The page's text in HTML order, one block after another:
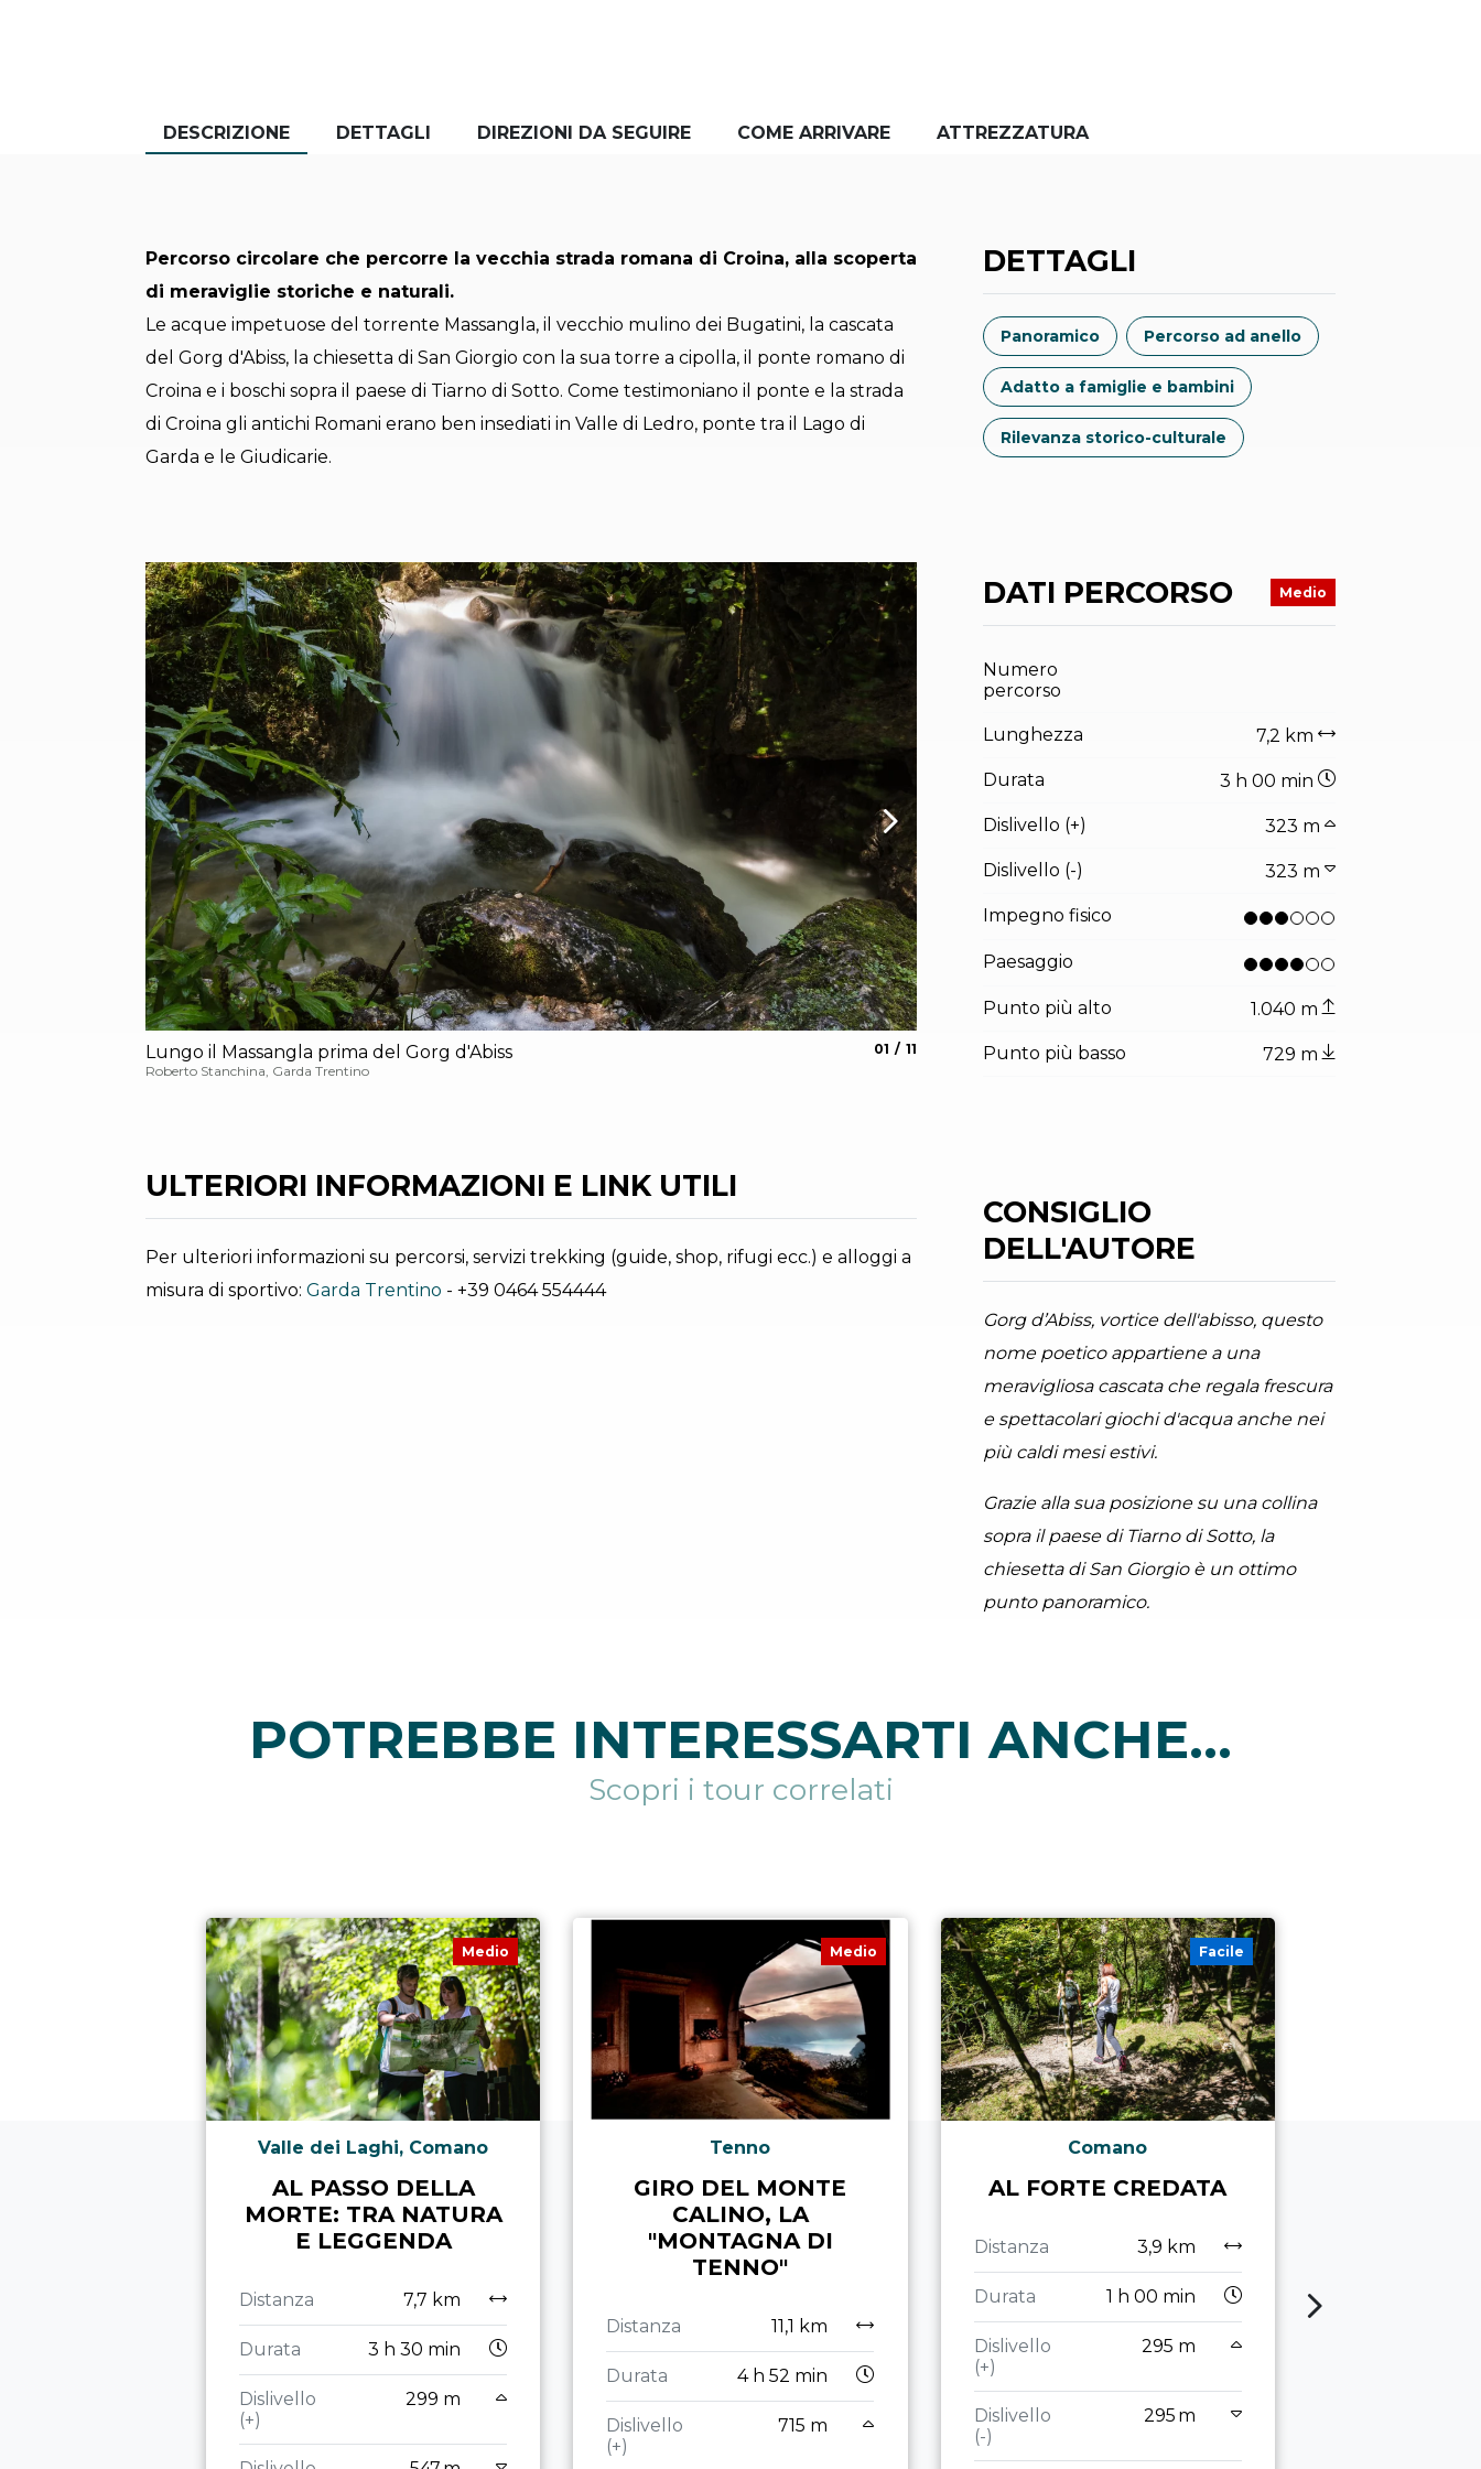
DESCRIZIONE DETTAGLI DIREZIONI DA SEGUIRE COME ARRIVARE ATTREZZATURA
Percorso circolare che percorre la vecchia strada romana di Croina, alla scoperta
di meraviglie storiche e naturali.
Le acque impetuose del torrente Massangla, il vecchio mulino dei Bugatini, la cascata
del Gorg d'Abiss, la chiesetta di San Giorgio con la sua torre a cipolla, il ponte romano di
Croina e i boschi sopra il paese di Tiarno di Sotto. Come testimoniano il ponte e la strada
di Croina gli antichi Romani erano ben insediati in Valle di Ledro, ponte tra il Lago di
Garda e le Giudicarie.
Lungo il Massangla prima del Gorg d'Abiss
Roberto Stanchina, Garda Trentino
Chiesa di Tiarno di Sotto
aria.slide_indicator.prefix
01 aria.slide_indicator.of
11
ULTERIORI INFORMAZIONI E LINK UTILI
Per ulteriori informazioni su percorsi, servizi trekking (guide, shop, rifugi ecc.) e alloggi a
misura di sportivo: Garda Trentino - +39 0464 554444
DETTAGLI
Panoramico Percorso ad anello
Adatto a famiglie e bambini
Rilevanza storico-culturale
DATI PERCORSO Medio
Numero
percorso
Lunghezza 7,2 km
Durata 3 h 00 min
Dislivello (+) 323 m
Dislivello (-) 323 m
Impegno fisico
Paesaggio
Punto più alto 1.040 m
Punto più basso 729 m
CONSIGLIO
DELL'AUTORE
Gorg d’Abiss, vortice dell'abisso, questo
nome poetico appartiene a una
meravigliosa cascata che regala frescura
e spettacolari giochi d'acqua anche nei
più caldi mesi estivi.
Grazie alla sua posizione su una collina
sopra il paese di Tiarno di Sotto, la
chiesetta di San Giorgio è un ottimo
punto panoramico.
POTREBBE INTERESSARTI ANCHE...
Scopri i tour correlati
Medio
Valle dei Laghi, Comano
AL PASSO DELLA
MORTE: TRA NATURA
E LEGGENDA
Distanza 7,7 km
Durata 3 h 30 min
Dislivello
(+)
299 m
Medio
Tenno
GIRO DEL MONTE
CALINO, LA
"MONTAGNA DI
TENNO"
Distanza 11,1 km
Durata 4 h 52 min
Dislivello
(+)
715 m
Facile
Comano
AL FORTE CREDATA
Distanza 3,9 km
Durata 1 h 00 min
Dislivello
(+)
295 m
Dislivello
(-)
295 m